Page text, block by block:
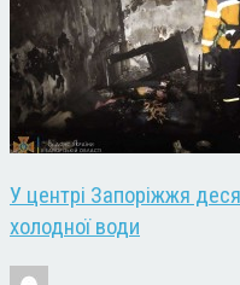
У центрі Запоріжжя
холодної води